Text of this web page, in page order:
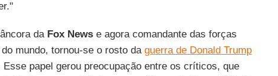
da Fox Newse agora comandante das forças
mundo, tornou-se o rosto da guerra de Donald Trump
papel gerou preocupação entre os críticos, que